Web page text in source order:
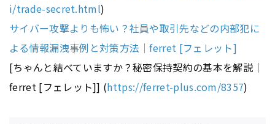
i/trade-secret.html)
サイバー攻撃よりも怖い？社員や取引先などの内部犯に
よる情報漏洩事例と対策方法｜ferret [フェレット]
[ちゃんと結べていますか？秘密保持契約の基本を解説｜
ferret [フェレット]] (https://ferret-plus.com/8357)